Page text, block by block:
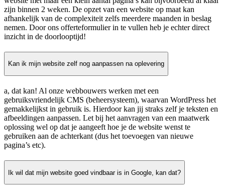
zijn binnen 2 weken. De opzet van een website op maat kan
afhankelijk van de complexiteit zelfs meerdere maanden in beslag
nemen. Door ons offerteformulier in te vullen heb je echter direct
inzicht in de doorlooptijd!
Kan ik mijn website zelf nog aanpassen na oplevering
a, dat kan! Al onze webbouwers werken met een
gebruiksvriendelijk CMS (beheersysteem), waarvan WordPress het
gemakkelijkst in gebruik is. Hierdoor kan jij straks zelf je teksten en
afbeeldingen aanpassen. Let bij het aanvragen van een maatwerk
oplossing wel op dat je aangeeft hoe je de website wenst te
gebruiken aan de achterkant (dus het toevoegen van nieuwe
pagina’s etc).
Ik wil dat mijn website goed vindbaar is in Google, kan dat?